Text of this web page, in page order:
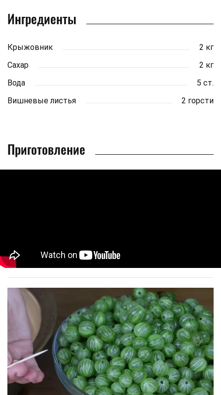
Ингредиенты
Крыжовник
2 кг
Сахар
2 кг
Вода
5 ст.
Вишневые листья
2 горсти
Приготовление